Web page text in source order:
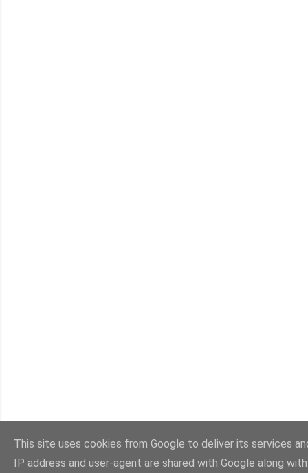
This site uses cookies from Google to deliver its services
IP address and user-agent are shared with Google along